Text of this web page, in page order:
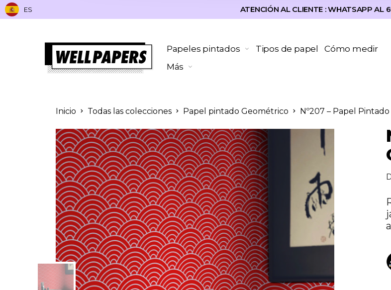
ES ATENCIÓN AL CLIENTE : WHATSAPP AL
Papeles pintados Tipos de papel
Cómo medir
Más
Inicio Todas las colecciones Papel pintado Geométrico Nº207 – Papel